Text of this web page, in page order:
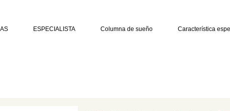
ESPECIALISTA Columna de sueño Característica